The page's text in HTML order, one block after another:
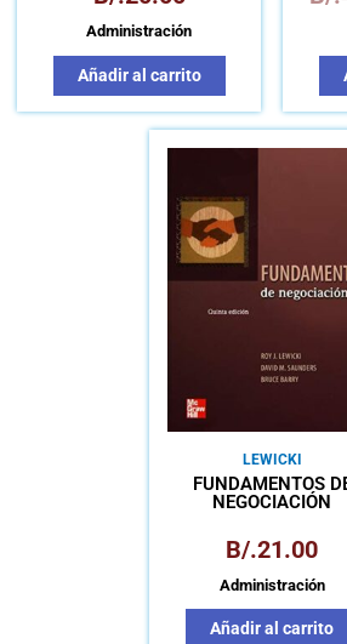
Administración
Añadir al carrito
LEWICKI
FUNDAMENTOS
NEGOCIACIÓN
B/.21.00
Administración
Añadir al carrito